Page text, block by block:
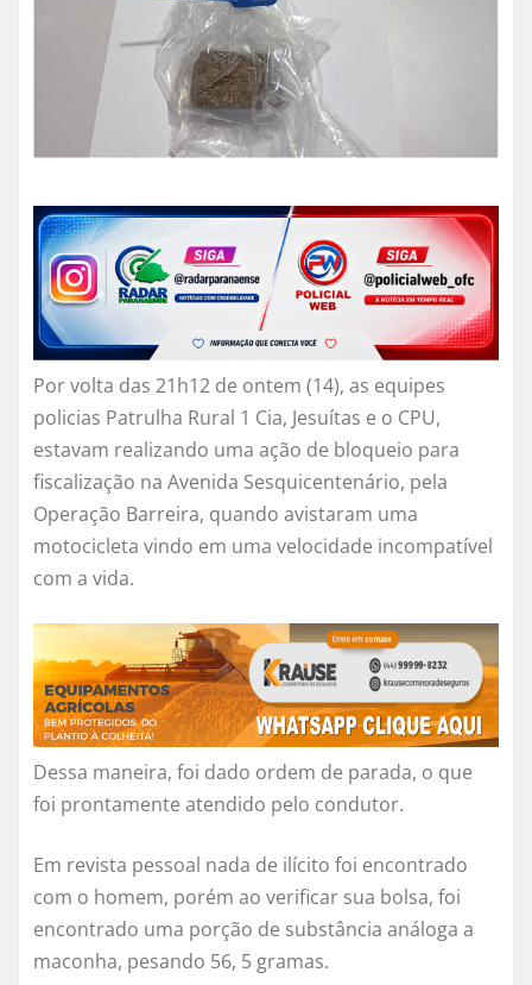
Por volta das 21h12 de ontem (14), as equipes
policias Patrulha Rural 1 Cia, Jesuítas e o CPU,
estavam realizando uma ação de bloqueio para
fiscalização na Avenida Sesquicentenário, pela
Operação Barreira, quando avistaram uma
motocicleta vindo em uma velocidade incompatível
com a vida.
Dessa maneira, foi dado ordem de parada, o que
foi prontamente atendido pelo condutor.
Em revista pessoal nada de ilícito foi encontrado
com o homem, porém ao verificar sua bolsa, foi
encontrado uma porção de substância análoga a
maconha, pesando 56, 5 gramas.